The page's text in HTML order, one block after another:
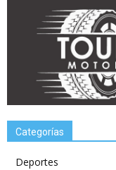
Categorías
Deportes